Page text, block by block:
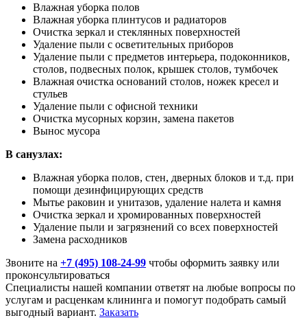
Влажная уборка полов
Влажная уборка плинтусов и радиаторов
Очистка зеркал и стеклянных поверхностей
Удаление пыли с осветительных приборов
Удаление пыли с предметов интерьера, подоконников,
столов, подвесных полок, крышек столов, тумбочек
Влажная очистка оснований столов, ножек кресел и
стульев
Удаление пыли с офисной техники
Очистка мусорных корзин, замена пакетов
Вынос мусора
В санузлах:
Влажная уборка полов, стен, дверных блоков и т.д. при
помощи дезинфицирующих средств
Мытье раковин и унитазов, удаление налета и камня
Очистка зеркал и хромированных поверхностей
Удаление пыли и загрязнений со всех поверхностей
Замена расходников
Звоните на +7 (495) 108-24-99 чтобы оформить заявку или
проконсультироваться
Специалисты нашей компании ответят на любые вопросы по
услугам и расценкам клининга и помогут подобрать самый
выгодный вариант. Заказать